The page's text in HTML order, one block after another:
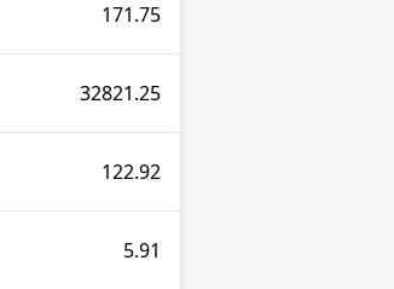
171.75
32821.25
122.92
5.91